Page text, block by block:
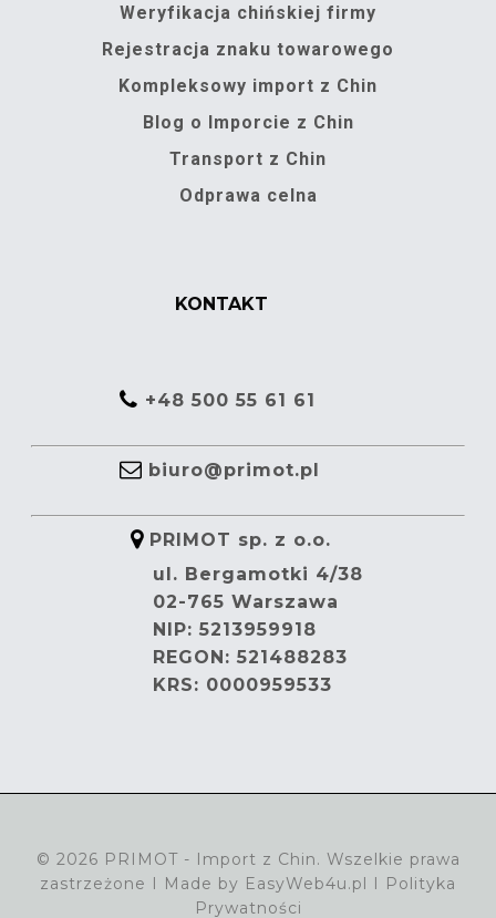
Weryfikacja chińskiej firmy
Rejestracja znaku towarowego
Kompleksowy import z Chin
Blog o Imporcie z Chin
Transport z Chin
Odprawa celna
KONTAKT
+48 500 55 61 61
biuro@primot.pl
PRIMOT sp. z o.o.
ul. Bergamotki 4/38
02-765 Warszawa
NIP: 5213959918
REGON: 521488283
KRS: 0000959533
© 2026 PRIMOT - Import z Chin. Wszelkie prawa
zastrzeżone I Made by EasyWeb4u.pl I Polityka
Prywatności